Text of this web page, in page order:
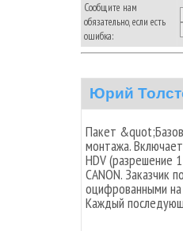
Сообщите нам
обязательно, если есть
ошибка:
Юрий
Пакет
монтажа.
HDV (разрешение
CANON. Заказчик
оцифрованными на
Каждый